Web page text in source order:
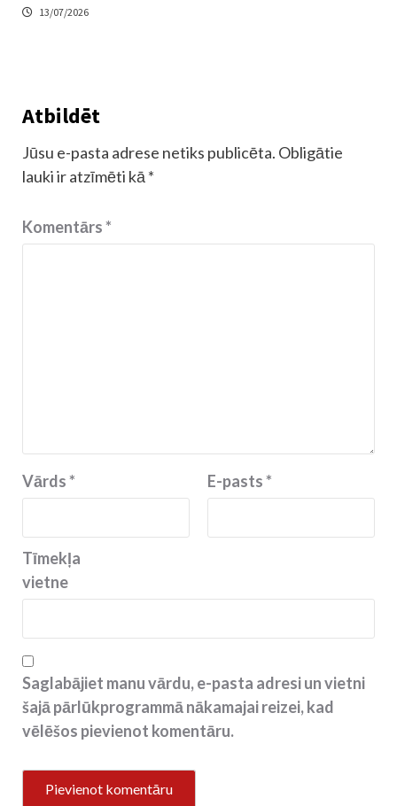
13/07/2026
Atbildēt
Jūsu e-pasta adrese netiks publicēta. Obligātie
lauki ir atzīmēti kā *
Komentārs*
Vārds* E-pasts*
Tīmekļa
vietne
Saglabājiet manu vārdu, e-pasta adresi un vietni
šajā pārlūkprogrammā nākamajai reizei, kad
vēlēšos pievienot komentāru.